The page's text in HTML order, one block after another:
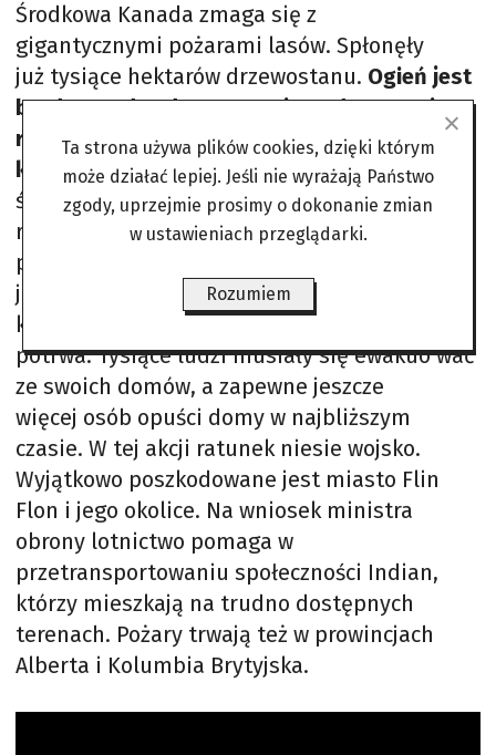
Środkowa Kanada zmaga się z
gigantycznymi pożarami lasów. Spłonęły
już tysiące hektarów drzewostanu. Ogień jest
bardzo trudny do ugaszenia. Cały czas się
rozprzestrzenia i zagraża kolejnym rejonom
kraju.Strażacy wspierani przez samoloty i
śmigłowce gaśnicze nie mogą dać sobie z nim
rady. Najtrudniejsza sytuacja jest w
prowincjach Manitoba i Saskatchewan. W
jednej i drugiej ogłoszono stan wyjątkowy,
który nie wiadomo jak długo ostatecznie
potrwa. Tysiące ludzi musiały się ewakuo wać
ze swoich domów, a zapewne jeszcze
więcej osób opuści domy w najbliższym
czasie. W tej akcji ratunek niesie wojsko.
Wyjątkowo poszkodowane jest miasto Flin
Flon i jego okolice. Na wniosek ministra
obrony lotnictwo pomaga w
przetransportowaniu społeczności Indian,
którzy mieszkają na trudno dostępnych
terenach. Pożary trwają też w prowincjach
Alberta i Kolumbia Brytyjska.
Ta strona używa plików cookies, dzięki którym
może działać lepiej. Jeśli nie wyrażają Państwo
zgody, uprzejmie prosimy o dokonanie zmian
w ustawieniach przeglądarki.
Rozumiem